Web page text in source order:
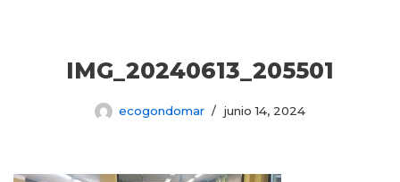
IMG_20240613_205501
ecogondomar junio 14, 2024